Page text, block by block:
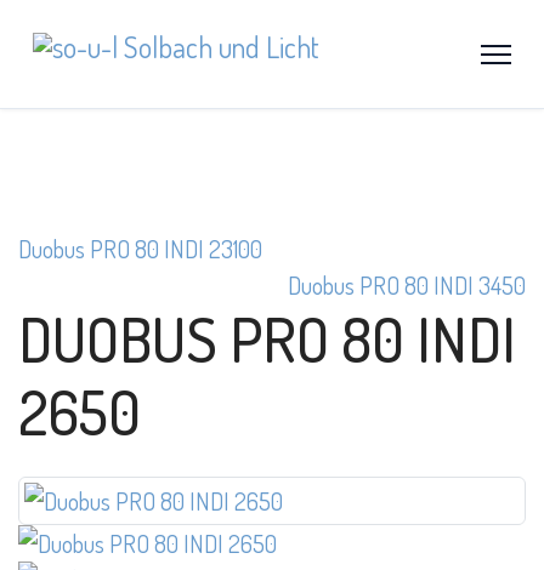
Duobus PRO 80 INDI 23100
Duobus PRO 80 INDI 3450
DUOBUS PRO 80 INDI
2650